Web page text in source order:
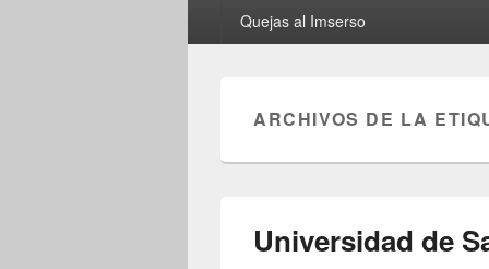
Quejas al Imserso
ARCHIVOS DE LA
Universidad de